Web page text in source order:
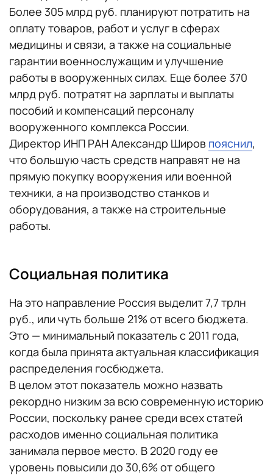
Более 305 млрд руб. планируют потратить на
оплату товаров, работ и услуг в сферах
медицины и связи, а также на социальные
гарантии военнослужащим и улучшение
работы в вооруженных силах. Еще более 370
млрд руб. потратят на зарплаты и выплаты
пособий и компенсаций персоналу
вооруженного комплекса России.
Директор ИНП РАН Александр Широв пояснил,
что большую часть средств направят не на
прямую покупку вооружения или военной
техники, а на производство станков и
оборудования, а также на строительные
работы.
Социальная политика
На это направление Россия выделит 7,7 трлн
руб., или чуть больше 21% от всего бюджета.
Это — минимальный показатель с 2011 года,
когда была принята актуальная классификация
распределения госбюджета.
В целом этот показатель можно назвать
рекордно низким за всю современную историю
России, поскольку ранее среди всех статей
расходов именно социальная политика
занимала первое место. В 2020 году ее
уровень повысили до 30,6% от общего